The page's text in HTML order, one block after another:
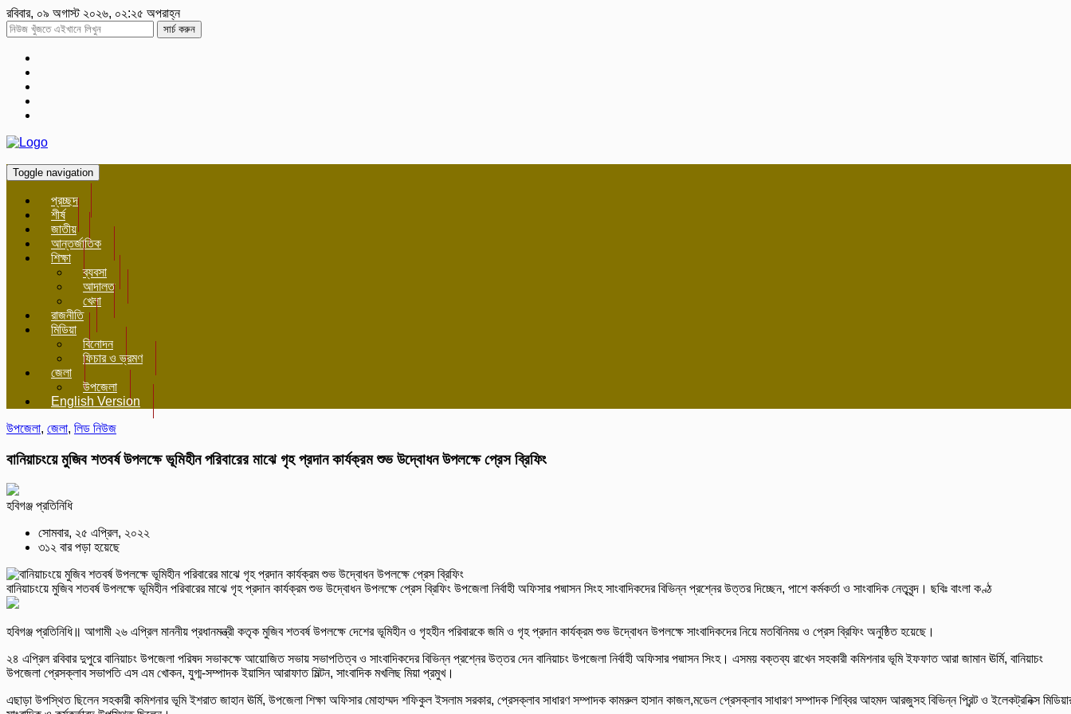
রবিবার, ০৯ অগাস্ট ২০২৬, ০২:২৫ অপরাহ্ন
সার্চ করুন
Toggle navigation
প্রচ্ছদ
শীর্ষ
জাতীয়
আন্তর্জাতিক
শিক্ষা
ব্যবসা
আদালত
খেলা
রাজনীতি
মিডিয়া
বিনোদন
ফিচার ও ভ্রমণ
জেলা
উপজেলা
English Version
উপজেলা, জেলা, লিড নিউজ
বানিয়াচংয়ে মুজিব শতবর্ষ উপলক্ষে ভূমিহীন পরিবারের মাঝে গৃহ প্রদান কার্যক্রম শুভ উদ্বোধন উপলক্ষে প্রেস ব্রিফিং
হবিগঞ্জ প্রতিনিধি
সোমবার, ২৫ এপ্রিল, ২০২২
৩১২ বার পড়া হয়েছে
বানিয়াচংয়ে মুজিব শতবর্ষ উপলক্ষে ভূমিহীন পরিবারের মাঝে গৃহ প্রদান কার্যক্রম শুভ উদ্বোধন উপলক্ষে প্রেস ব্রিফিং উপজেলা নির্বাহী অফিসার পদ্মাসন সিংহ সাংবাদিকদের বিভিন্ন প্রশ্নের উত্তর দিচ্ছেন, পাশে কর্মকর্তা ও সাংবাদিক নেতৃবৃন্দ। ছবিঃ বাংলা কণ্ঠ
হবিগঞ্জ প্রতিনিধি॥ আগামী ২৬ এপ্রিল মাননীয় প্রধানমন্ত্রী কতৃক মুজিব শতবর্ষ উপলক্ষে দেশের ভূমিহীন ও গৃহহীন পরিবারকে জমি ও গৃহ প্রদান কার্যক্রম শুভ উদ্বোধন উপলক্ষে সাংবাদিকদের নিয়ে মতবিনিময় ও প্রেস ব্রিফিং অনুষ্ঠিত হয়েছে।
২৪ এপ্রিল রবিবার দুপুরে বানিয়াচং উপজেলা পরিষদ সভাকক্ষে আয়োজিত সভায় সভাপতিত্ব ও সাংবাদিকদের বিভিন্ন প্রশ্নের উত্তর দেন বানিয়াচং উপজেলা নির্বাহী অফিসার পদ্মাসন সিংহ। এসময় বক্তব্য রাখেন সহকারী কমিশনার ভূমি ইফফাত আরা জামান ঊর্মি, বানিয়াচং
উপজেলা প্রেসক্লাব সভাপতি এস এম খোকন, যুগ্ম-সম্পাদক ইয়াসিন আরাফাত মিল্টন, সাংবাদিক মখলিছ মিয়া প্রমুখ।
এছাড়া উপস্থিত ছিলেন সহকারী কমিশনার ভূমি ইশরাত জাহান ঊর্মি, উপজেলা শিক্ষা অফিসার মোহাম্মদ শফিকুল ইসলাম সরকার, প্রেসক্লাব সাধারণ সম্পাদক কামরুল হাসান কাজল,মডেল প্রেসক্লাব সাধারণ সম্পাদক শিব্বির আহমদ আরজুসহ বিভিন্ন প্রিন্ট ও ইলেকট্রনিক্স